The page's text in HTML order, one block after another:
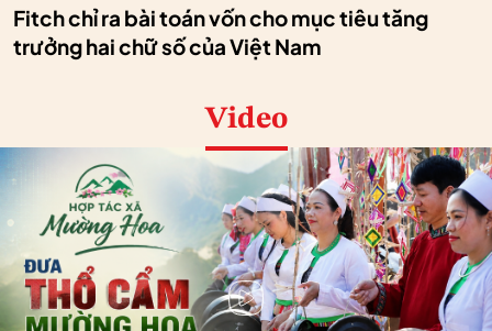
Fitch chỉ ra bài toán vốn cho mục tiêu tăng
trưởng hai chữ số của Việt Nam
Video